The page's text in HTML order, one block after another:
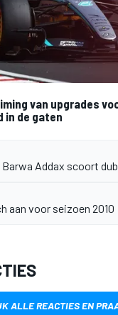
van upgrades
in de gaten
Barwa Addax scoort
aan voor seizoen 2010
ALLE REACTIES EN